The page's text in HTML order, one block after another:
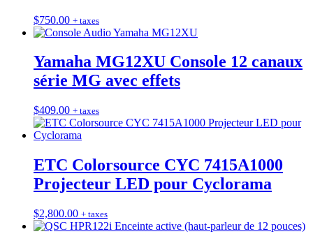
$750.00 + taxes
Yamaha MG12XU Console 12 canaux
série MG avec effets
$409.00 + taxes
ETC Colorsource CYC 7415A1000
Projecteur LED pour Cyclorama
$2,800.00 + taxes